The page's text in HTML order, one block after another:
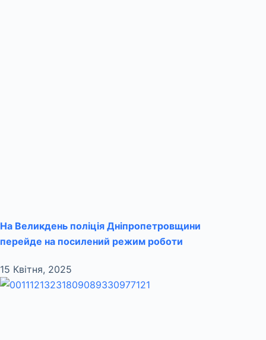
На Великдень поліція Дніпропетровщини
перейде на посилений режим роботи
15 Квітня, 2025